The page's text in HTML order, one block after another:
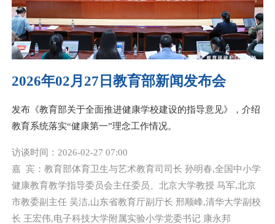
2026年02月27日教育部新闻发布会
发布《教育部关于全面推进健康学校建设的指导意见》，介绍
教育系统落实“健康第一”理念工作情况。
访谈时间： 2026-02-27 07:00
嘉 宾： 教育部体育卫生与艺术教育司司长 孙明春,全国中小学
健康教育教学指导委员会主任委员、北京大学教授 马军,北京
市教委副主任 吴洁,山东省教育厅副厅长 邢顺峰,清华大学副校
长 王宏伟,电子科技大学附属实验小学党委书记 康永邦